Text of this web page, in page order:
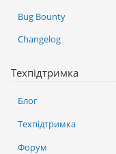
Bug Bounty
Changelog
Техпідтримка
Блог
Техпідтримка
Форум